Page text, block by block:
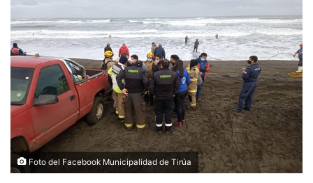
Foto del Facebook Municipalidad de Tirúa